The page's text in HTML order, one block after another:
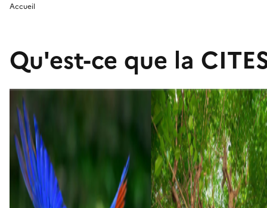
Accueil
Qu'est-ce que la